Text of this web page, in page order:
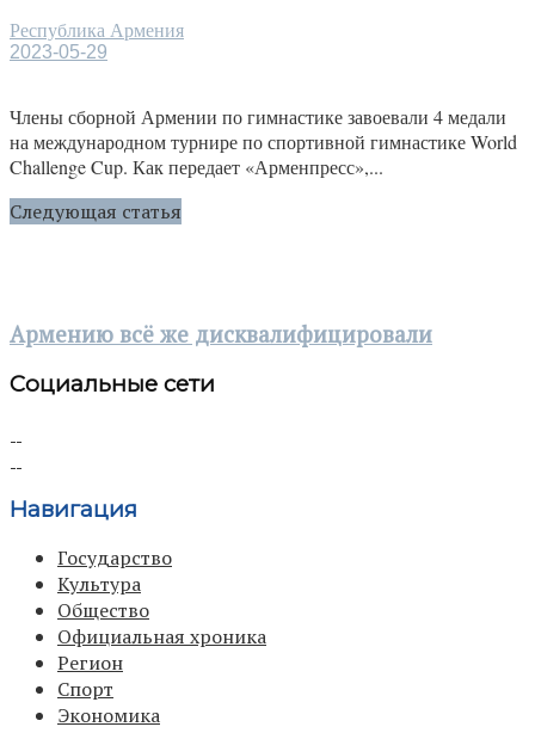
Республика Армения
2023-05-29
Члены сборной Армении по гимнастике завоевали 4 медали
на международном турнире по спортивной гимнастике World
Challenge Cup. Как передает «Арменпресс»,...
Следующая статья
Армению всё же дисквалифицировали
Социальные сети
Навигация
Государство
Культура
Общество
Официальная хроника
Регион
Спорт
Экономика